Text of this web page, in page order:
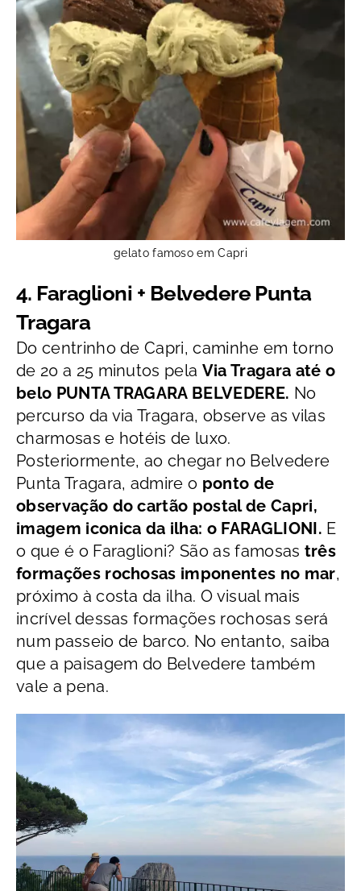
gelato famoso em Capri
4. Faraglioni + Belvedere Punta
Tragara
Do centrinho de Capri, caminhe em torno
de 20 a 25 minutos pela Via Tragara até o
belo PUNTA TRAGARA BELVEDERE. No
percurso da via Tragara, observe as vilas
charmosas e hotéis de luxo.
Posteriormente, ao chegar no Belvedere
Punta Tragara, admire o ponto de
observação do cartão postal de Capri,
imagem iconica da ilha: o FARAGLIONI. E
o que é o Faraglioni? São as famosas três
formações rochosas imponentes no mar,
próximo à costa da ilha. O visual mais
incrível dessas formações rochosas será
num passeio de barco. No entanto, saiba
que a paisagem do Belvedere também
vale a pena.